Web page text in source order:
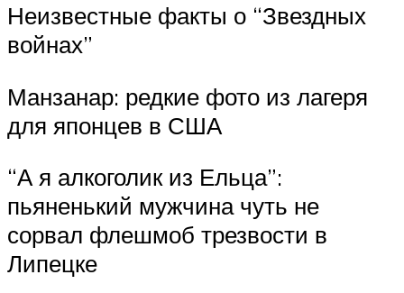
Неизвестные факты о “Звездных
войнах”
Манзанар: редкие фото из лагеря
для японцев в США
“А я алкоголик из Ельца”:
пьяненький мужчина чуть не
сорвал флешмоб трезвости в
Липецке